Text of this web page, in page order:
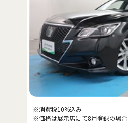
※消費税10%込み
※価格は展示店にて8月登録の場合